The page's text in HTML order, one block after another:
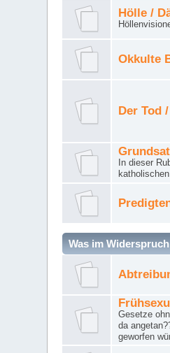
Hölle /
Okkulte
Der Tod
In dieser
Was im
Gesetze
da
geworfen